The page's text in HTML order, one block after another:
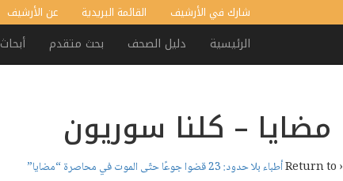
شارك في الأرشيف القائمة البريدية عن الأرشيف
الرئيسية دليل الصحف بحث متقدم أبحاث
مضايا – كلنا سوريون
‹ Return to أطباء بلا حدود: 23 قضوا جوعًا حتّى الموت في محاصرة “مضايا”